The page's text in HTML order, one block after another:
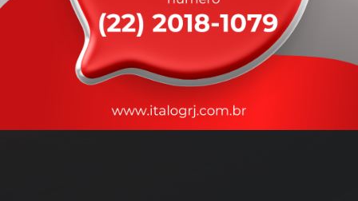
Nossos motoristas são treinados para garantir a máxima
durante o transporte, com rastreamento em tempo real.